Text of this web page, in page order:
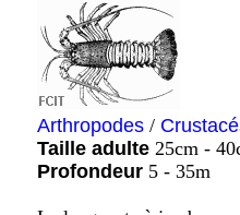
Arthropodes /
Taille adulte 25cm -
Profondeur 5 - 35m